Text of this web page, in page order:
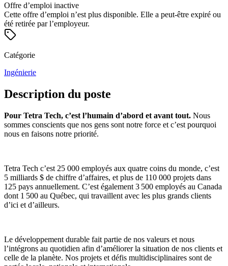
Offre d’emploi inactive
Cette offre d’emploi n’est plus disponible. Elle a peut-être expiré ou
été retirée par l’employeur.
Catégorie
Ingénierie
Description du poste
Pour Tetra Tech, c’est l’humain d’abord et avant tout. Nous
sommes conscients que nos gens sont notre force et c’est pourquoi
nous en faisons notre priorité.
Tetra Tech c’est 25 000 employés aux quatre coins du monde, c’est
5 milliards $ de chiffre d’affaires, et plus de 110 000 projets dans
125 pays annuellement. C’est également 3 500 employés au Canada
dont 1 500 au Québec, qui travaillent avec les plus grands clients
d’ici et d’ailleurs.
Le développement durable fait partie de nos valeurs et nous
l’intégrons au quotidien afin d’améliorer la situation de nos clients et
celle de la planète. Nos projets et défis multidisciplinaires sont de